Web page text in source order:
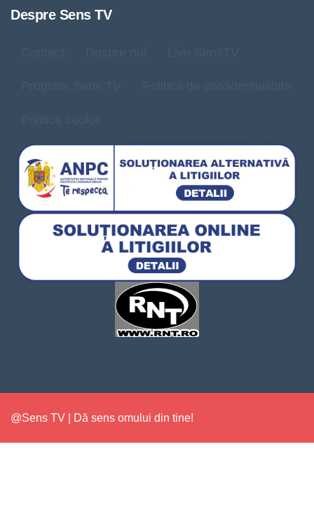
Despre Sens TV
@Sens TV | Dă sens omului din tine!